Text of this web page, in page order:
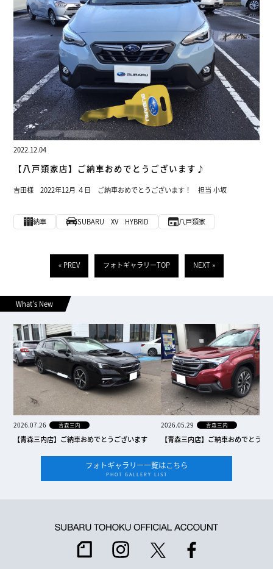
2022.12.04
【八戸類家店】ご納車おめでとうございます♪
吉田様 2022年12月 ４日 ご納車おめでとうございます！ 担当 小坂
納車 SUBARU XV HYBRID 八戸類家
« PREV フォトギャラリーTOP NEXT »
What’s New
2026.07.26 青森三内
【青森三内店】ご納車おめでとうございます
2026.05.29 青森三内
【青森三内店】ご納車おめでとうご
フォトギャラリー一覧はこちら
PHOT GALLERY LIST